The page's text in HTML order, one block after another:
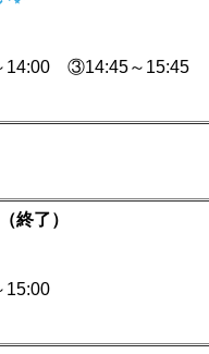
14:00 ③14:45～15:45
終了）